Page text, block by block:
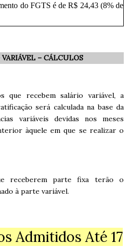
do FGTS é de R$ 24,43 (8% de
VARIÁVEL – CÁLCULOS
que recebem salário variável, a
será calculada na base da
variáveis devidas nos meses
àquele em que se realizar o
receberem parte fixa terão o
à parte variável.
Admitidos Até 17